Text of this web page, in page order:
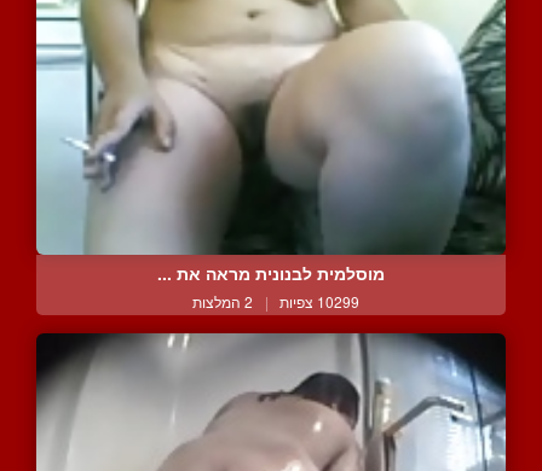
מוסלמית לבנונית מראה את ...
10299 צפיות | 2 המלצות